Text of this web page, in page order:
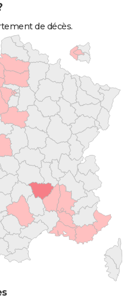
de décès.